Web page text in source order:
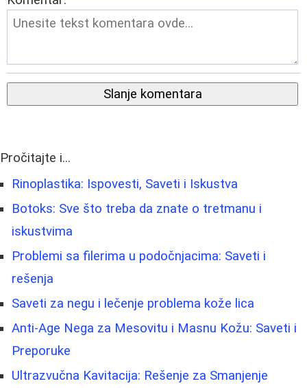
Slanje komentara
Pročitajte i...
Rinoplastika: Ispovesti, Saveti i Iskustva
Botoks: Sve što treba da znate o tretmanu i
iskustvima
Problemi sa filerima u podočnjacima: Saveti i
rešenja
Saveti za negu i lečenje problema kože lica
Anti-Age Nega za Mesovitu i Masnu Kožu: Saveti i
Preporuke
Ultrazvučna Kavitacija: Rešenje za Smanjenje